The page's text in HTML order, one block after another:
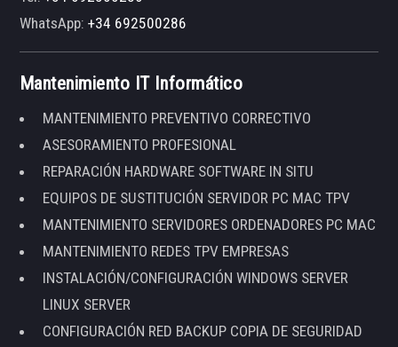
WhatsApp:+34 692500286
Mantenimiento IT Informático
MANTENIMIENTO PREVENTIVO CORRECTIVO
ASESORAMIENTO PROFESIONAL
REPARACIÓN HARDWARE SOFTWARE IN SITU
EQUIPOS DE SUSTITUCIÓN SERVIDOR PC MAC TPV
MANTENIMIENTO SERVIDORES ORDENADORES PC MAC
MANTENIMIENTO REDES TPV EMPRESAS
INSTALACIÓN/CONFIGURACIÓN WINDOWS SERVER
LINUX SERVER
CONFIGURACIÓN RED BACKUP COPIA DE SEGURIDAD